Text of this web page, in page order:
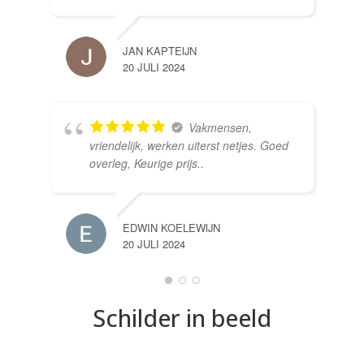
JAN KAPTEIJN
20 JULI 2024
Vakmensen,
vriendelijk, werken uiterst netjes. Goed
overleg, Keurige prijs..
EDWIN KOELEWIJN
20 JULI 2024
Schilder in beeld